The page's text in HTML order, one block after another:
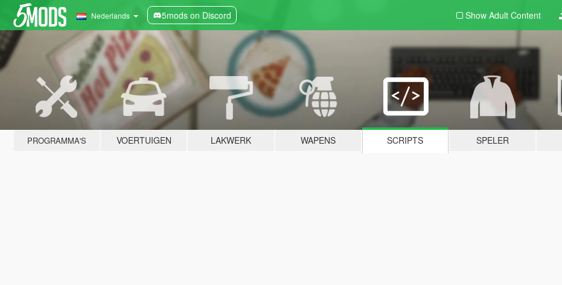
Nederlands 5mods on Discord Show Adult Content
PROGRAMMA'S VOERTUIGEN LAKWERK WAPENS SCRIPTS SPELER